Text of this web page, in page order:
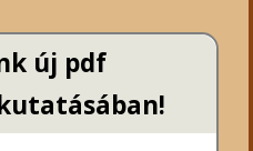
új pdf